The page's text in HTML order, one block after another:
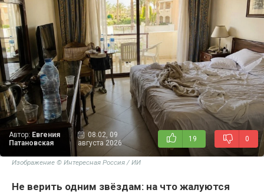
Автор: Евгения
Патановская
08:02, 09
августа 2026
19 0
Изображение © Интересная Россия / ИИ
Не верить одним звёздам: на что жалуются